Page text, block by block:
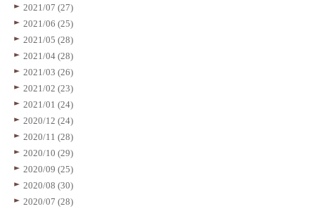
2021/07 (27)
2021/06 (25)
2021/05 (28)
2021/04 (28)
2021/03 (26)
2021/02 (23)
2021/01 (24)
2020/12 (24)
2020/11 (28)
2020/10 (29)
2020/09 (25)
2020/08 (30)
2020/07 (28)